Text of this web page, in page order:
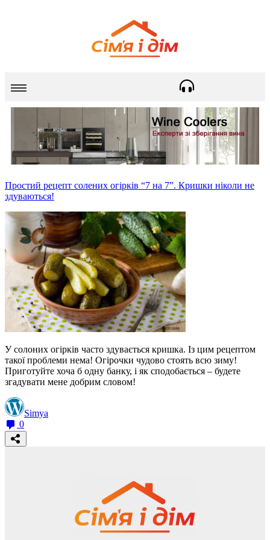
Простий рецепт солених огірків “7 на 7”. Кришки ніколи не
здуваються!
У солоних огірків часто здувається кришка. Із цим рецептом
такої проблеми нема! Огірочки чудово стоять всю зиму!
Приготуйте хоча б одну банку, і як сподобається – будете
згадувати мене добрим словом!
Simya
0